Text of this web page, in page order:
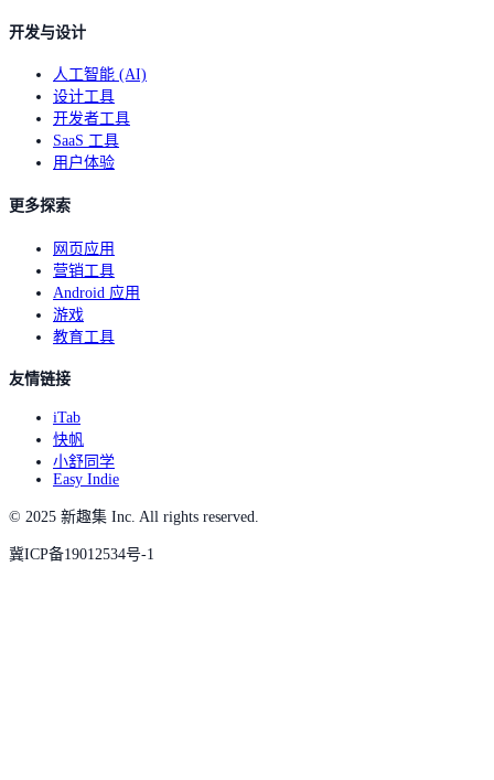
开发与设计
人工智能 (AI)
设计工具
开发者工具
SaaS 工具
用户体验
更多探索
网页应用
营销工具
Android 应用
游戏
教育工具
友情链接
iTab
快帆
小舒同学
Easy Indie
© 2025 新趣集 Inc. All rights reserved.
冀ICP备19012534号-1